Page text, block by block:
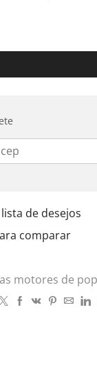
de desejos
comparar
motores de